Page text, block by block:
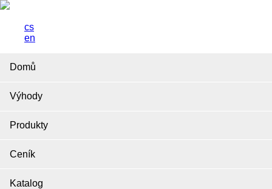
cs
en
Domů
Výhody
Produkty
Ceník
Katalog